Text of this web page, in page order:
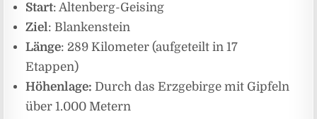
Start: Altenberg-Geising
Ziel: Blankenstein
Länge: 289 Kilometer (aufgeteilt in 17
Etappen)
Höhenlage: Durch das Erzgebirge mit Gipfeln
über 1.000 Metern